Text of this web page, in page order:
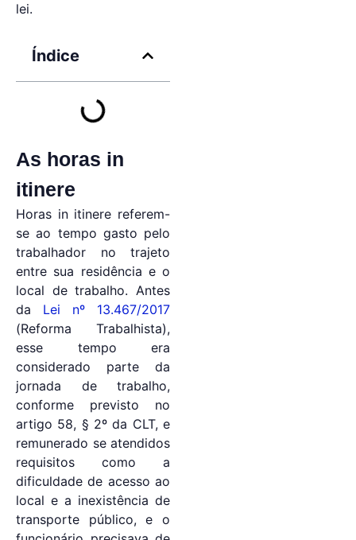
lei.
Índice
As horas in
itinere
Horas in itinere referem-
se ao tempo gasto pelo
trabalhador no trajeto
entre sua residência e o
local de trabalho. Antes
da Lei nº 13.467/2017
(Reforma Trabalhista),
esse tempo era
considerado parte da
jornada de trabalho,
conforme previsto no
artigo 58, § 2º da CLT, e
remunerado se atendidos
requisitos como a
dificuldade de acesso ao
local e a inexistência de
transporte público, e o